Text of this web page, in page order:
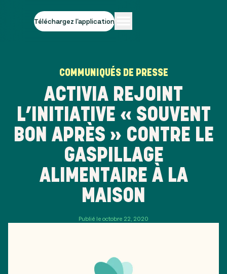
Téléchargez l'application
COMMUNIQUÉS DE PRESSE
ACTIVIA REJOINT
L’INITIATIVE « SOUVENT
BON APRÈS » CONTRE LE
GASPILLAGE
ALIMENTAIRE À LA
MAISON
Publié le octobre 22, 2020